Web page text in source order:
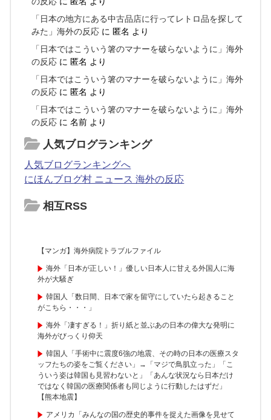
「日本の地方にある中古品店に行ってレトロ品を探して
みた」海外の反応 に匿名 より
「日本ではこういう箸のマナーを破らないように」海外
の反応 に匿名 より
「日本ではこういう箸のマナーを破らないように」海外
の反応 に匿名 より
「日本ではこういう箸のマナーを破らないように」海外
の反応 に名前 より
人気ブログランキング
人気ブログランキングへ
にほんブログ村 ニュース 海外の反応
相互RSS
【マンガ】海外病院トラブルファイル
海外「日本が正しい！」優しい日本人に甘える外国人に海
外が大騒ぎ
韓国人「数日間、日本で家を留守にしていたら起きること
がこちら・・・」
海外「凄すぎる！」折り紙と並ぶあの日本の偉大な発明に
海外がびっくり仰天
韓国人「手術中に震度6強の地震、その時の日本の医療スタ
ッフたちの姿をご覧ください」→「マジで鳥肌立った」「こ
ういう姿は韓国も見習わないと」「あんな状況なら日本だけ
ではなく韓国の医療関係者も同じように行動したはずだ」
【熊本地震】
アメリカ「みんなの国の歴史的事件を捉えた画像を見せて